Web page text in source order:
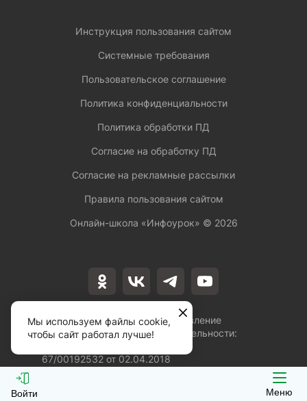
Войти Меню
Лицензия на осуществление
образовательной деятельности:
67/00192532 от 02.04.2018
Инструкция пользования сайтом
Системные требования
Пользовательское соглашение
Политика конфиденциальности
Политика обработки ПД
Согласие на обработку ПД
Согласие на рекламные рассылки
Правила пользования сайтом
Онлайн-школа «Инфоурок» © 2026
Мы используем файлы cookie,
чтобы сайт работал лучше!